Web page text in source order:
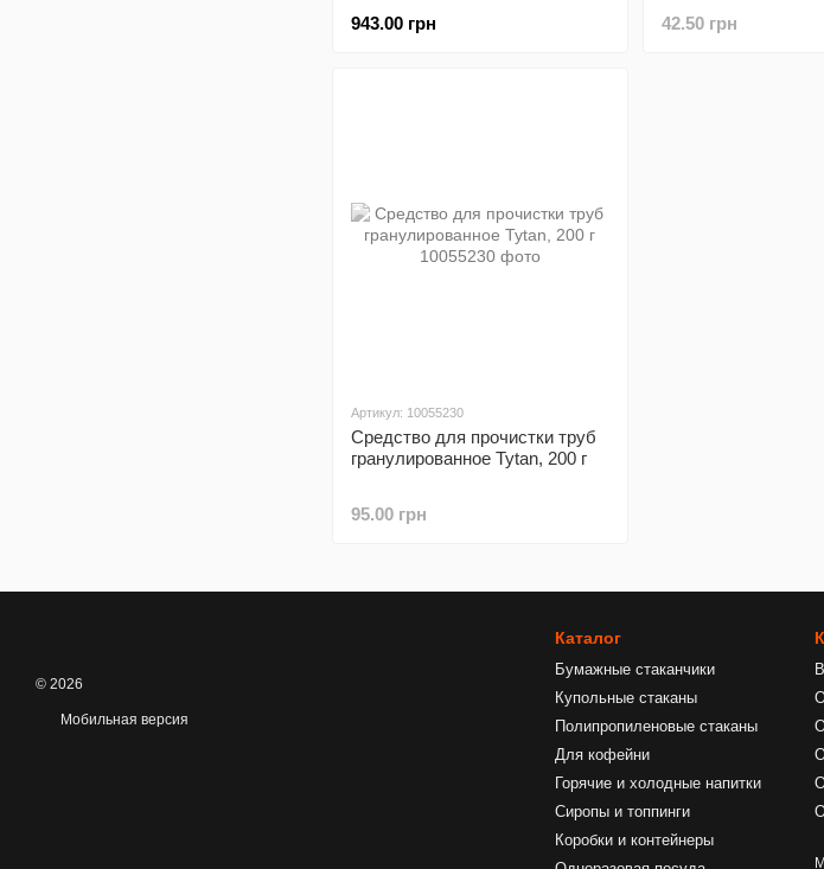
943.00 грн 42.50 грн
Артикул: 10055230
Средство для прочистки труб
гранулированное Tytan, 200 г
95.00 грн
© 2026
Мобильная версия
Каталог
Бумажные стаканчики
Купольные стаканы
Полипропиленовые стаканы
Для кофейни
Горячие и холодные напитки
Сиропы и топпинги
Коробки и контейнеры